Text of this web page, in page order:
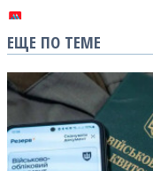
ЕЩЕ ПО ТЕМЕ